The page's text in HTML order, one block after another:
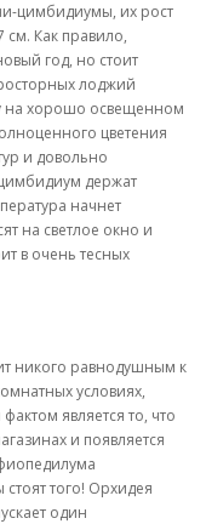
цимбидиумы, их рост
см. Как правило,
год, но стоит
лоджий
на хорошо освещенном
цветения
и довольно
держат
начнет
на светлое окно и
в очень тесных
никого равнодушным к
условиях,
является то, что
и появляется
того! Орхидея
один